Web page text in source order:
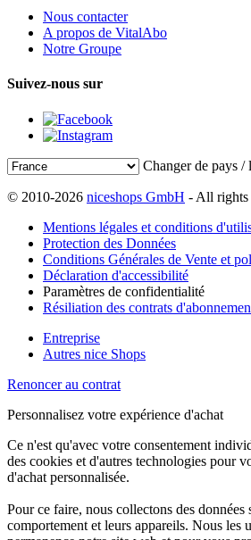
Nous contacter
A propos de VitalAbo
Notre Groupe
Suivez-nous sur
Changer de pays /
© 2010-2026 niceshops GmbH - All rights
Mentions légales et conditions
Protection des Données
Conditions Générales de Vente et
Déclaration d'accessibilité
Paramètres de confidentialité
Résiliation des contrats
Entreprise
Autres nice Shops
Renoncer au contrat
Personnalisez votre expérience d'achat
Ce n'est qu'avec votre consentement
des cookies et d'autres technologies pour
d'achat personnalisée.
Pour ce faire, nous collectons des données
comportement et leurs appareils. Nous les